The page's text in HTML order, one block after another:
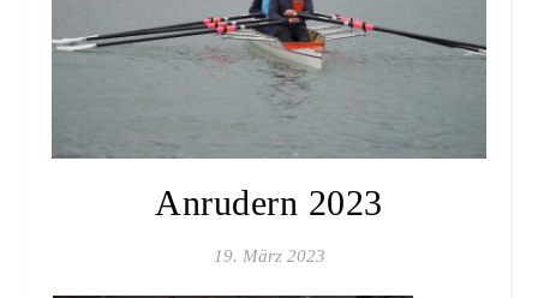
Anrudern 2023
19. März 2023